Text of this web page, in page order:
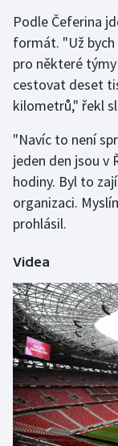
Futsal
Golf
Gymnastika
Házená
Jezdectví
Judo
Krasobruslení
Lezení
Lyže a
Moderní pětiboj
Motorsport
Podle Čeferina
formát. "Už
pro některé
cestovat deset
kilometrů," řekl
"Navíc to není
jeden den jsou v
hodiny. Byl to
organizaci.
prohlásil.
Videa